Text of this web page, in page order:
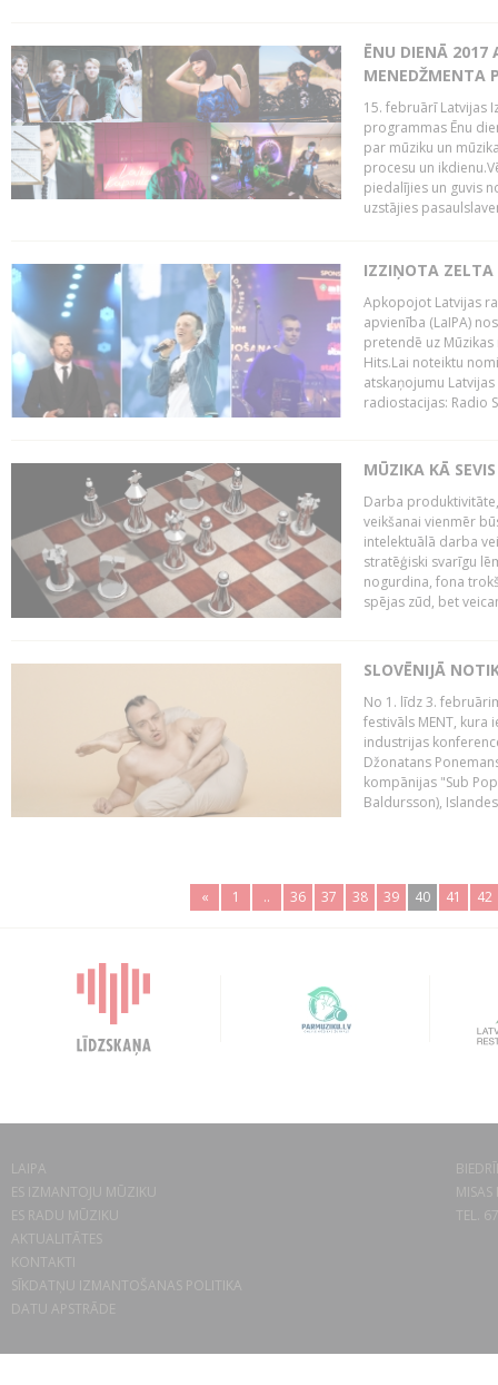
ĒNU DIENĀ 2017
MENEDŽMENTA
15. februārī Latvijas
programmas Ēnu
par mūziku un
procesu un
piedalījies un guvis
uzstājies
IZZIŅOTA ZELTA
Apkopojot Latvijas
apvienība (LaIPA)
pretendē uz
Hits.Lai noteiktu
atskaņojumu
radiostacijas: Radio
MŪZIKA KĀ
Darba
veikšanai vienmēr
intelektuālā darba
stratēģiski svarīgu
nogurdina, fona
spējas zūd, bet
SLOVĒNIJĀ
No 1. līdz 3.
festivāls MENT, kura
industrijas
Džonatans
kompānijas "Sub
Baldursson),
« 1 .. 36 37 38 39 40 41 42
LAIPA
ES IZMANTOJU MŪZIKU
ES RADU MŪZIKU
AKTUALITĀTES
KONTAKTI
SĪKDATŅU IZMANTOŠANAS POLITIKA
DATU APSTRĀDE
TEL.